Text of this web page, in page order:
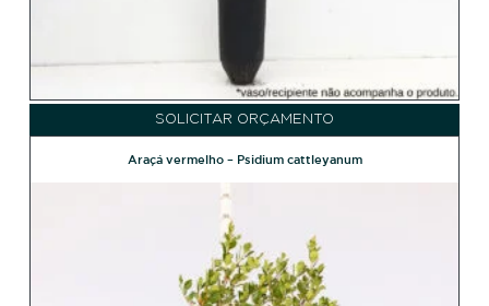
SOLICITAR ORÇAMENTO
Araçá vermelho – Psidium cattleyanum